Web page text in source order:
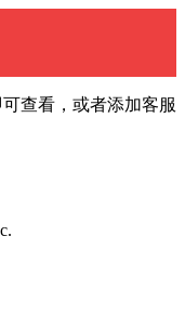
查看，或者添加客服